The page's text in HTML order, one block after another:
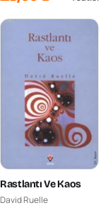
Rastlantı Ve Kaos
David Ruelle